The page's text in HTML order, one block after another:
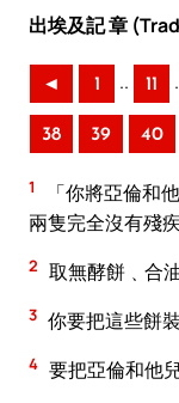
出埃及記 章
◄ 1 .. 11
38 39 40
1
「你將亞倫和
兩隻完全沒有殘
2 取無酵餅﹑合
3 你要把這些餅
4 要把亞倫和他